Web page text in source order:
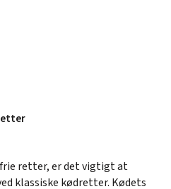
retter, er det vigtigt at
klassiske kødretter. Kødets